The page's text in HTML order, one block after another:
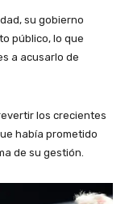
su gobierno
público, lo que
a acusarlo de
los crecientes
había prometido
de su gestión.